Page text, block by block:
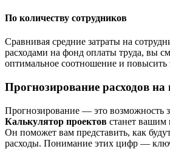
По количеству сотрудников
Сравнивая средние затраты на
расходами на фонд оплаты труда, вы
оптимальное соотношение и повысить
Прогнозирование расходов на
Прогнозирование — это возможность
Калькулятор проектов станет
Он поможет вам представить, как
расходы. Понимание этих цифр —